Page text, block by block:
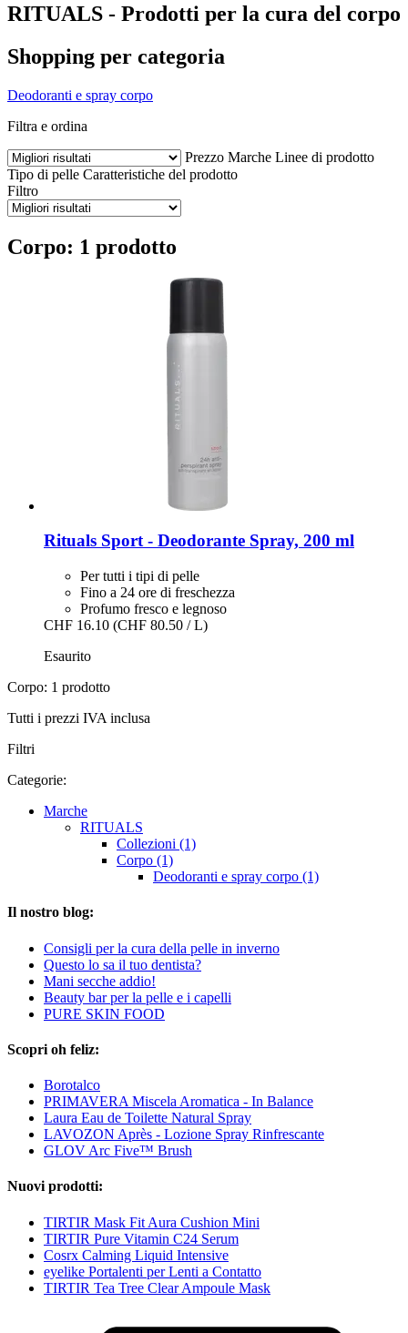
RITUALS - Prodotti per la cura del corpo
Shopping per categoria
Deodoranti e spray corpo
Filtra e ordina
Prezzo Marche Linee di prodotto
Tipo di pelle Caratteristiche del prodotto
Filtro
Corpo: 1 prodotto
Rituals Sport -​ Deodorante Spray, 200 ml
Per tutti i tipi di pelle
Fino a 24 ore di freschezza
Profumo fresco e legnoso
CHF 16.10 (CHF 80.50 / L)
Esaurito
Corpo: 1 prodotto
Tutti i prezzi IVA inclusa
Filtri
Categorie:
Marche
RITUALS
Collezioni (1)
Corpo (1)
Deodoranti e spray corpo (1)
Il nostro blog:
Consigli per la cura della pelle in inverno
Questo lo sa il tuo dentista?
Mani secche addio!
Beauty bar per la pelle e i capelli
PURE SKIN FOOD
Scopri oh feliz:
Borotalco
PRIMAVERA Miscela Aromatica - In Balance
Laura Eau de Toilette Natural Spray
LAVOZON Après - Lozione Spray Rinfrescante
GLOV Arc Five™ Brush
Nuovi prodotti:
TIRTIR Mask Fit Aura Cushion Mini
TIRTIR Pure Vitamin C24 Serum
Cosrx Calming Liquid Intensive
eyelike Portalenti per Lenti a Contatto
TIRTIR Tea Tree Clear Ampoule Mask